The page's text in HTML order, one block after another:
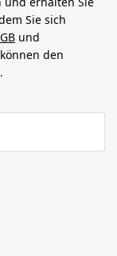
Sie sich
und
den